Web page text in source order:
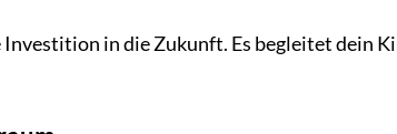
in die Zukunft. Es begleitet dein